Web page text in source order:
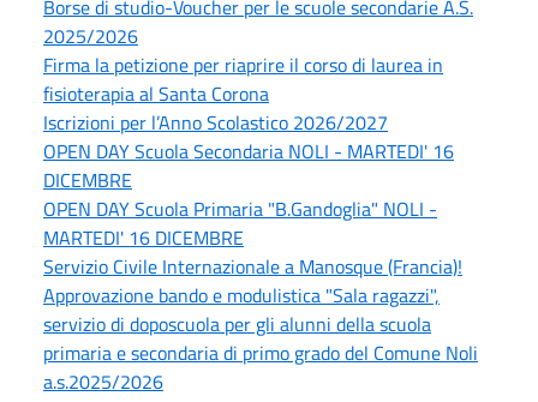
Borse di studio-Voucher per le scuole secondarie A.S.
2025/2026
Firma la petizione per riaprire il corso di laurea in
fisioterapia al Santa Corona
Iscrizioni per l’Anno Scolastico 2026/2027
OPEN DAY Scuola Secondaria NOLI - MARTEDI' 16
DICEMBRE
OPEN DAY Scuola Primaria "B.Gandoglia" NOLI -
MARTEDI' 16 DICEMBRE
Servizio Civile Internazionale a Manosque (Francia)!
Approvazione bando e modulistica "Sala ragazzi",
servizio di doposcuola per gli alunni della scuola
primaria e secondaria di primo grado del Comune Noli
a.s.2025/2026